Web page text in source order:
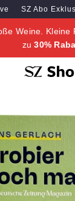
SZ Abo
Weine. Kleine
zu30%
SZ Erleben